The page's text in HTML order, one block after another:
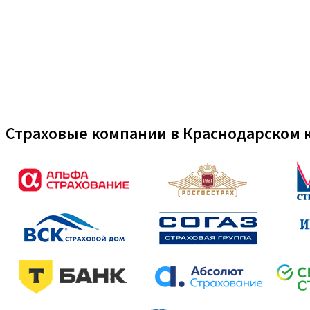
Страховые компании в Краснодарском